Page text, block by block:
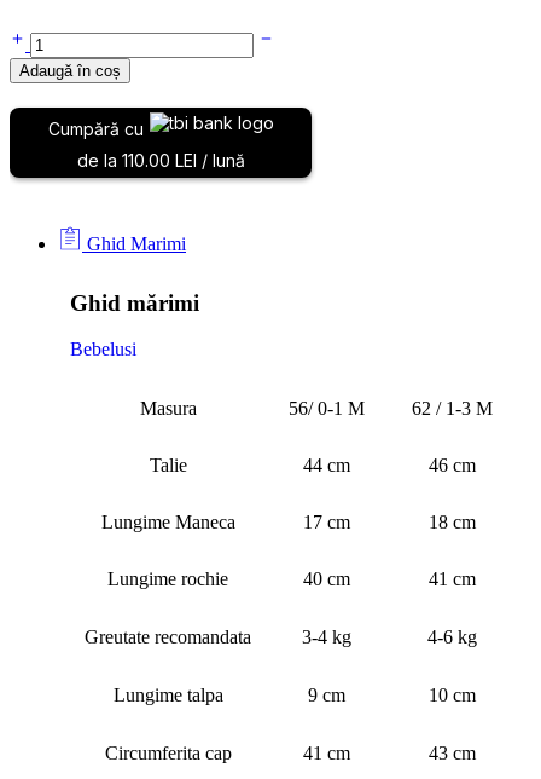
Adaugă în coș
Cumpără cu
de la 110.00 LEI / lună
Ghid Marimi
Ghid mărimi
Bebelusi
Masura 56/ 0-1 M 62 / 1-3 M
Talie 44 cm 46 cm
Lungime Maneca 17 cm 18 cm
Lungime rochie 40 cm 41 cm
Greutate recomandata 3-4 kg 4-6 kg
Lungime talpa 9 cm 10 cm
Circumferita cap 41 cm 43 cm